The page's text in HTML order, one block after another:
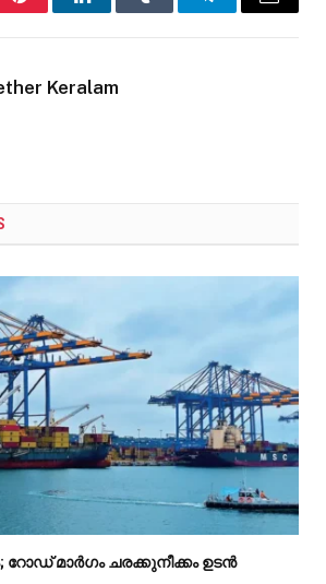
PinterestLinkedInTumblr TelegramEmail
Keralam
റോഡ് മാർഗം ചരക്കുനീക്കം ഉടൻ